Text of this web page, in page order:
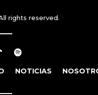
rights reserved.
NOTICIAS